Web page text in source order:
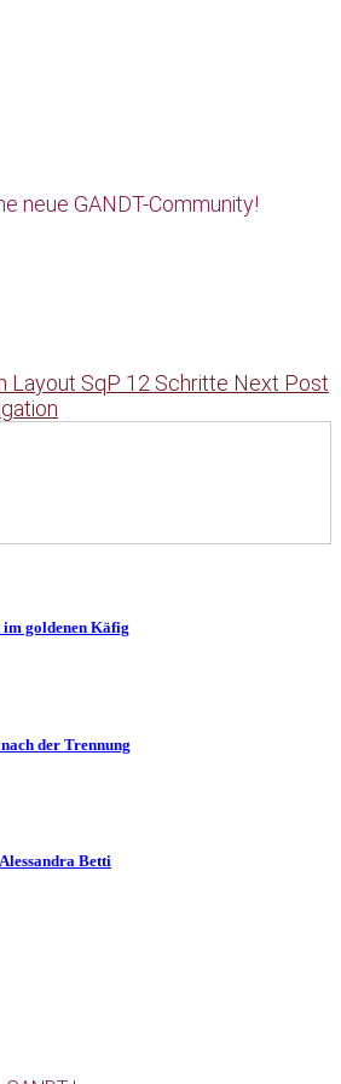
neue GANDT-Community!
Layout SqP 12 Schritte Next Post
goldenen Käfig
der Trennung
Betti